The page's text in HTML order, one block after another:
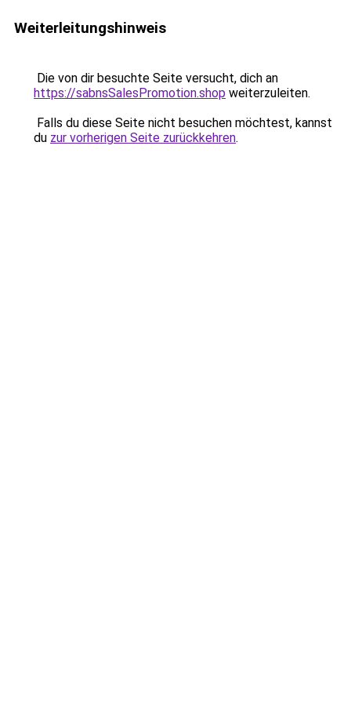
Weiterleitungshinweis
Die von dir besuchte Seite versucht, dich an
https://sabnsSalesPromotion.shop weiterzuleiten.
Falls du diese Seite nicht besuchen möchtest, kannst
du zur vorherigen Seite zurückkehren.